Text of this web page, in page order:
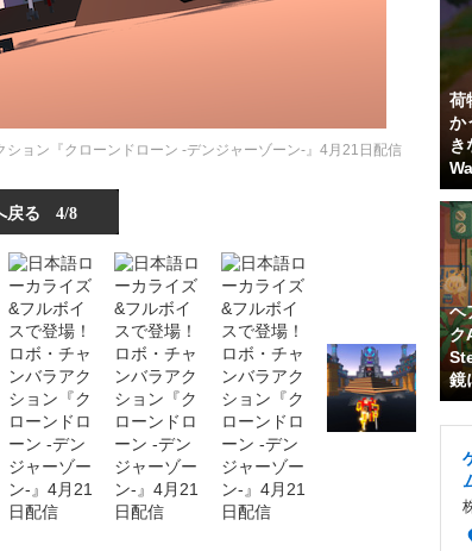
ョン『クローンドローン -デンジャーゾーン-』4月21日配信
戻る 4/8
荷
か
き
ヘ
ク
鏡